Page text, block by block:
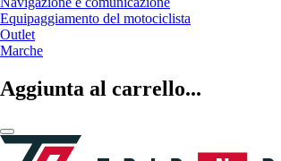
Equipaggiamento del motociclista
Outlet
Marche
Aggiunta al carrello...